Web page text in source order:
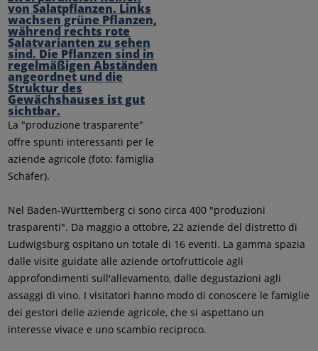
La "produzione trasparente"
offre spunti interessanti per le
aziende agricole (foto: famiglia
Schäfer).
Nel Baden-Württemberg ci sono circa 400 "produzioni
trasparenti". Da maggio a ottobre, 22 aziende del distretto di
Ludwigsburg ospitano un totale di 16 eventi. La gamma spazia
dalle visite guidate alle aziende ortofrutticole agli
approfondimenti sull'allevamento, dalle degustazioni agli
assaggi di vino. I visitatori hanno modo di conoscere le famiglie
dei gestori delle aziende agricole, che si aspettano un
interesse vivace e uno scambio reciproco.